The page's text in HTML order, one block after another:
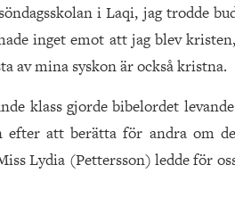
i Laqi, jag trodde
inget emot att jag blev
av mina syskon är också kristna.
klass gjorde bibelordet
att berätta för andra om
Lydia (Pettersson) ledde för